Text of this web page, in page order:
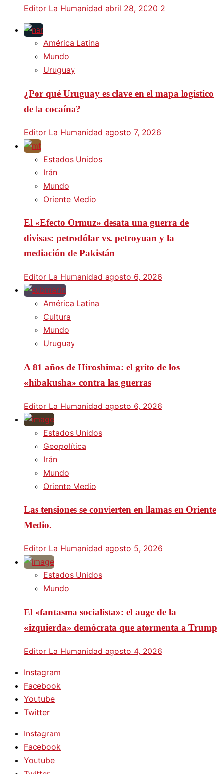
Editor La Humanidad abril 28, 2020 2
América Latina
Mundo
Uruguay
¿Por qué Uruguay es clave en el mapa logístico
de la cocaína?
Editor La Humanidad agosto 7, 2026
Estados Unidos
Irán
Mundo
Oriente Medio
El «Efecto Ormuz» desata una guerra de
divisas: petrodólar vs. petroyuan y la
mediación de Pakistán
Editor La Humanidad agosto 6, 2026
América Latina
Cultura
Mundo
Uruguay
A 81 años de Hiroshima: el grito de los
«hibakusha» contra las guerras
Editor La Humanidad agosto 6, 2026
Estados Unidos
Geopolítica
Irán
Mundo
Oriente Medio
Las tensiones se convierten en llamas en Oriente
Medio.
Editor La Humanidad agosto 5, 2026
Estados Unidos
Mundo
El «fantasma socialista»: el auge de la
«izquierda» demócrata que atormenta a Trump
Editor La Humanidad agosto 4, 2026
Instagram
Facebook
Youtube
Twitter
Instagram
Facebook
Youtube